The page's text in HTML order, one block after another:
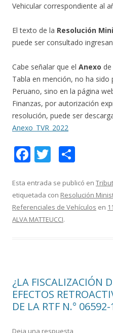
Vehicular correspondiente al
El texto de la Resolución
puede ser consultado
Cabe señalar que el Anexo
Tabla en mención, no ha sido
Peruano, sino en la página
Finanzas, por autorización
resolución, puede ser
Anexo_TVR_2022
F
e
b
o
T
itt
er
m
p
Esta entrada se publicó en
etiquetada con Resolución
Referenciales de Vehículos en
ALVA MATTEUCCI.
¿LA FISCALIZACIÓN
EFECTOS
DE LA RTF N.°
Deja una respuesta